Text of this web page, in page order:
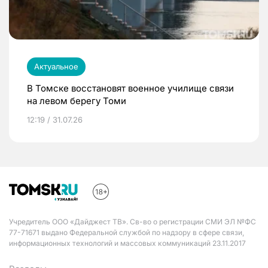
Актуальное
В Томске восстановят военное училище связи
на левом берегу Томи
12:19 / 31.07.26
Учредитель ООО «Дайджест ТВ». Св-во о регистрации СМИ ЭЛ №ФС
77-71671 выдано Федеральной службой по надзору в сфере связи,
информационных технологий и массовых коммуникаций 23.11.2017